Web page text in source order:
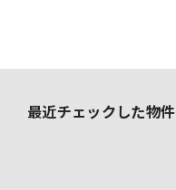
最近チェックした物件